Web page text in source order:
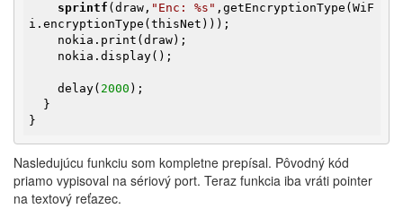
sprintf (draw, "Enc: %s" ,getEncryptionType(WiF
i.encryptionType(thisNet)));
    delay(
2000 );
}
Nasledujúcu funkciu som kompletne prepísal. Pôvodný kód
priamo vypisoval na sériový port. Teraz funkcia iba vráti pointer
na textový reťazec.